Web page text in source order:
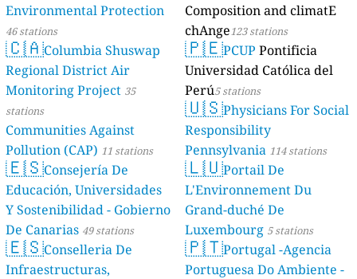
Environmental Protection
46 stations
🇨🇦Columbia Shuswap
Regional District Air
Monitoring Project 35
stations
Communities Against
Pollution (CAP) 11 stations
🇪🇸Consejería De
Educación, Universidades
Y Sostenibilidad - Gobierno
De Canarias 49 stations
🇪🇸Conselleria De
Infraestructuras,
Composition and climatE
chAnge123 stations
🇵🇪PCUP Pontificia
Universidad Católica del
Perú5 stations
🇺🇸Physicians For Social
Responsibility
Pennsylvania 114 stations
🇱🇺Portail De
L'Environnement Du
Grand-duché De
Luxembourg 5 stations
🇵🇹Portugal -Agencia
Portuguesa Do Ambiente -